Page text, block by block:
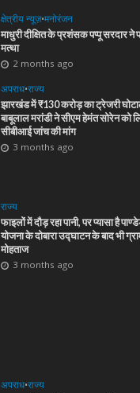
क्षेत्रीय न्यूज़•मनोरंजन
माधुरी दीक्षित के प्रशंसक पप्पू सरदार ने
मत्था
2 months ago
अपराध•राज्य
झारखंड में ₹130 करोड़ का ट्रेजरी
बाबूलाल मरांडी ने सीएम हेमंत सोरेन को
सीबीआई जांच की मांग
3 months ago
राज्य
फाइलों में दौड़ रहा पानी, पर प्यासा है
योजना के दोबारा उद्घाटन के बाद भी
मोहताज
3 months ago
अपराध•राज्य